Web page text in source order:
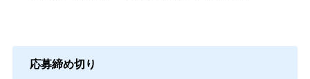
応募締め切り